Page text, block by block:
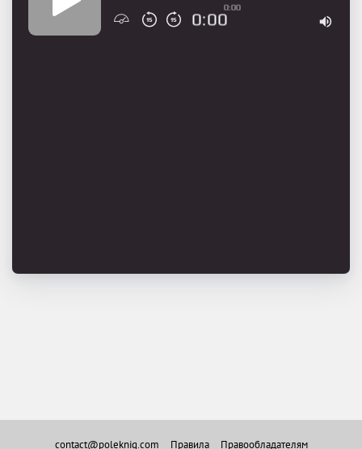
0:00
0:00
contact@poleknig.com Правила Правообладателям